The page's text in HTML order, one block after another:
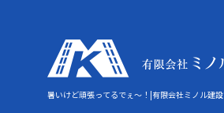
暑いけど頑張ってるでぇ～！|有限会社ミノル建設